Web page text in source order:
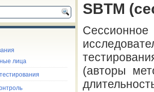
лица
SBTM
(авторы